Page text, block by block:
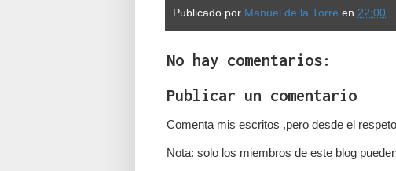
Publicado por Manuel de la Torre en 22:00
No hay comentarios:
Publicar un comentario
Comenta mis escritos ,pero desde el
Nota: solo los miembros de este blog